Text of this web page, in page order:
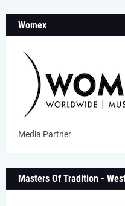
Womex
Media Partner
Masters Of Tradition -